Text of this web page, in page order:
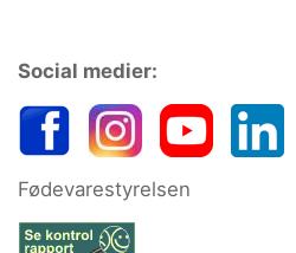
Social medier:
Fødevarestyrelsen